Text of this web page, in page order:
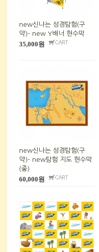
new신나는 성경탐험(구
약)- new Y배너 현수막
35,000원
new신나는 성경탐험(구
약)- new탐험 지도 현수막
(중)
60,000원